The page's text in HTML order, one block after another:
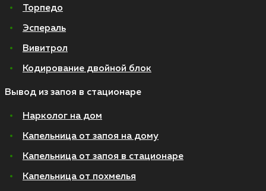
Торпедо
Эспераль
Вивитрол
Кодирование двойной блок
Вывод из запоя в стационаре
Нарколог на дом
Капельница от запоя на дому
Капельница от запоя в стационаре
Капельница от похмелья